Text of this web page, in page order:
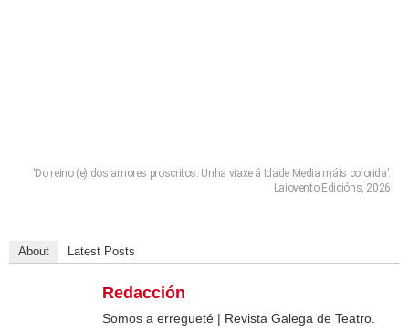
‘Do reino (e) dos amores proscritos. Unha viaxe á Idade Media máis colorida’.
Laiovento Edicións, 2026
About Latest Posts
Redacción
Somos a erregueté | Revista Galega de Teatro.